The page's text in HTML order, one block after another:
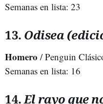
Semanas en lista: 23
13. Odisea
Homero / Penguin
Semanas en lista: 16
14.El rayo que